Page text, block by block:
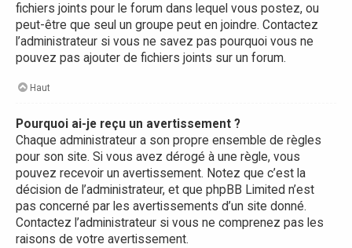
fichiers joints pour le forum dans lequel vous postez, ou
peut-être que seul un groupe peut en joindre. Contactez
l’administrateur si vous ne savez pas pourquoi vous ne
pouvez pas ajouter de fichiers joints sur un forum.
Haut
Pourquoi ai-je reçu un avertissement ?
Chaque administrateur a son propre ensemble de règles
pour son site. Si vous avez dérogé à une règle, vous
pouvez recevoir un avertissement. Notez que c’est la
décision de l’administrateur, et que phpBB Limited n’est
pas concerné par les avertissements d’un site donné.
Contactez l’administrateur si vous ne comprenez pas les
raisons de votre avertissement.